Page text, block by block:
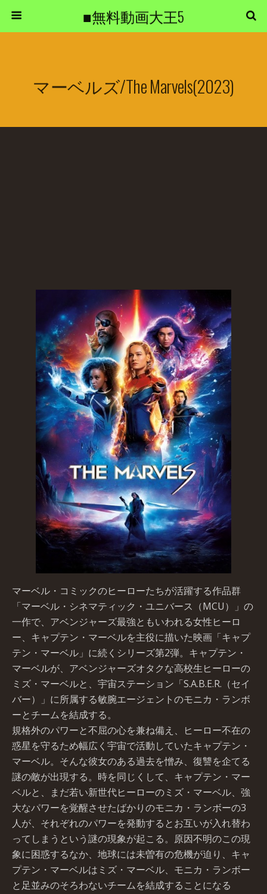
■無料動画大王5
マーベルズ/The Marvels(2023)
マーベル・コミックのヒーローたちが活躍する作品群
「マーベル・シネマティック・ユニバース（MCU）」の
一作で、アベンジャーズ最強ともいわれる女性ヒーロ
ー、キャプテン・マーベルを主役に描いた映画「キャプ
テン・マーベル」に続くシリーズ第2弾。キャプテン・
マーベルが、アベンジャーズオタクな高校生ヒーローの
ミズ・マーベルと、宇宙ステーション「S.A.B.E.R.（セイ
バー）」に所属する敏腕エージェントのモニカ・ランボ
ーとチームを結成する。
規格外のパワーと不屈の心を兼ね備え、ヒーロー不在の
惑星を守るため幅広く宇宙で活動していたキャプテン・
マーベル。そんな彼女のある過去を憎み、復讐を企てる
謎の敵が出現する。時を同じくして、キャプテン・マー
ベルと、まだ若い新世代ヒーローのミズ・マーベル、強
大なパワーを覚醒させたばかりのモニカ・ランボーの3
人が、それぞれのパワーを発動するとお互いが入れ替わ
ってしまうという謎の現象が起こる。原因不明のこの現
象に困惑するなか、地球には未曽有の危機が迫り、キャ
プテン・マーベルはミズ・マーベル、モニカ・ランボー
と足並みのそろわないチームを結成することになる